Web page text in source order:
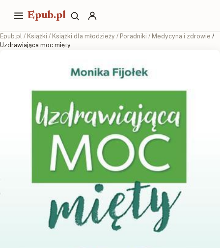
Epub.pl
Epub.pl / Książki / Książki dla młodzieży / Poradniki / Medycyna i zdrowie /
Uzdrawiająca moc mięty